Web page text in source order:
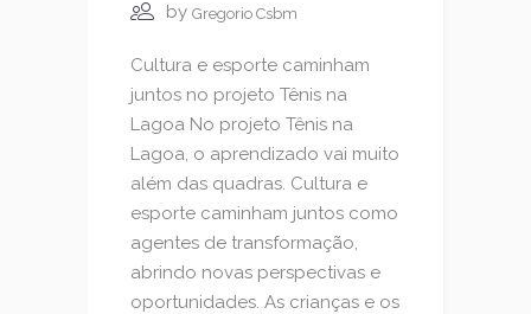
by Gregorio Csbm
Cultura e esporte caminham
juntos no projeto Tênis na
Lagoa No projeto Tênis na
Lagoa, o aprendizado vai muito
além das quadras. Cultura e
esporte caminham juntos como
agentes de transformação,
abrindo novas perspectivas e
oportunidades. As crianças e os